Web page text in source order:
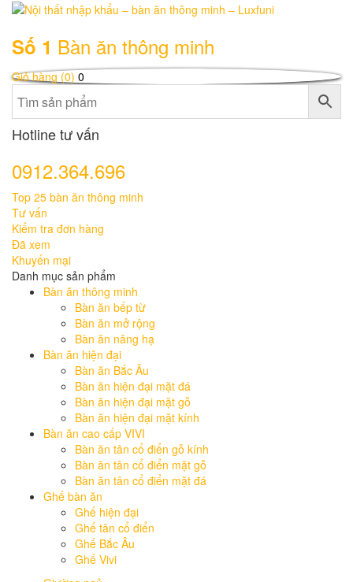
Số 1 Bàn ăn thông minh
Giỏ hàng (0) 0
Hotline tư vấn
0912.364.696
Top 25 bàn ăn thông minh
Tư vấn
Kiểm tra đơn hàng
Đã xem
Khuyến mại
Danh mục sản phẩm
Bàn ăn thông minh
Bàn ăn bếp từ
Bàn ăn mở rộng
Bàn ăn nâng hạ
Bàn ăn hiện đại
Bàn ăn Bắc Âu
Bàn ăn hiện đại mặt đá
Bàn ăn hiện đại mặt gỗ
Bàn ăn hiện đại mặt kính
Bàn ăn cao cấp VIVI
Bàn ăn tân cổ điển gỗ kính
Bàn ăn tân cổ điển mặt gỗ
Bàn ăn tân cổ điển mặt đá
Ghế bàn ăn
Ghế hiện đại
Ghế tân cổ điển
Ghế Bắc Âu
Ghế Vivi